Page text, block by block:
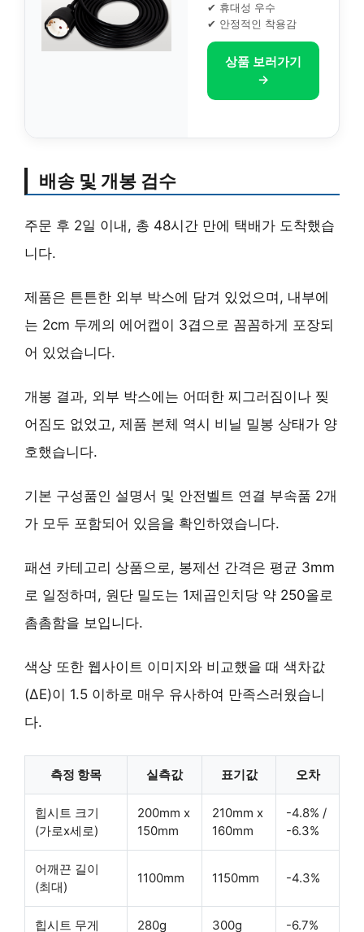
✔ 휴대성 우수
✔ 안정적인 착용감
상품 보러가기
→
배송 및 개봉 검수
주문 후 2일 이내, 총 48시간 만에 택배가 도착했습
니다.
제품은 튼튼한 외부 박스에 담겨 있었으며, 내부에
는 2cm 두께의 에어캡이 3겹으로 꼼꼼하게 포장되
어 있었습니다.
개봉 결과, 외부 박스에는 어떠한 찌그러짐이나 찢
어짐도 없었고, 제품 본체 역시 비닐 밀봉 상태가 양
호했습니다.
기본 구성품인 설명서 및 안전벨트 연결 부속품 2개
가 모두 포함되어 있음을 확인하였습니다.
패션 카테고리 상품으로, 봉제선 간격은 평균 3mm
로 일정하며, 원단 밀도는 1제곱인치당 약 250올로
촘촘함을 보입니다.
색상 또한 웹사이트 이미지와 비교했을 때 색차값
(ΔE)이 1.5 이하로 매우 유사하여 만족스러웠습니
다.
측정 항목 실측값 표기값 오차
힙시트 크기
(가로x세로)
200mm x
150mm
210mm x
160mm
-4.8% /
-6.3%
어깨끈 길이
(최대)
1100mm 1150mm -4.3%
힙시트 무게 280g 300g -6.7%